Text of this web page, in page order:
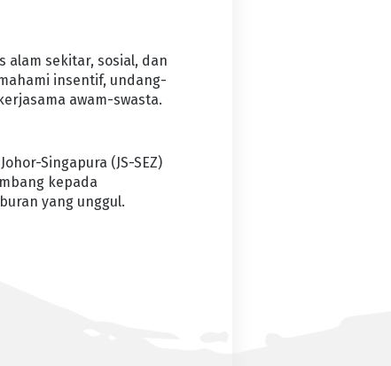
sekitar, sosial, dan
insentif, undang-
awam-swasta.
Singapura (JS-SEZ)
kepada
yang unggul.